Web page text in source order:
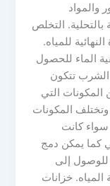
والمواد
بالتحلية. التخلص
للمياه.
الماء للحصول
الشرب تتكون
التي
وتختلف المكونات
كانت
كما يمكن دمج
للوصول إلى
خزانات